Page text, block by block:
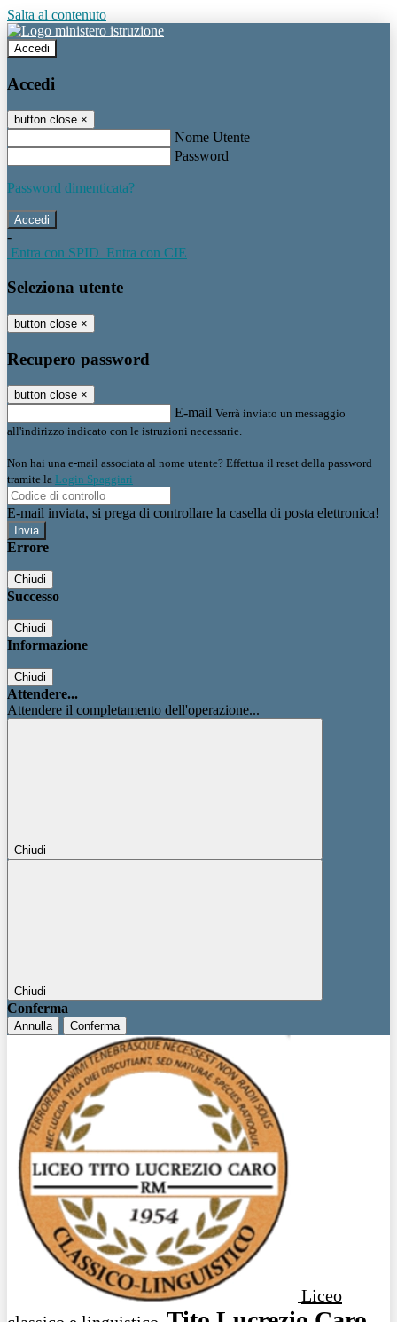
Salta al contenuto
Accedi
Accedi
button close ×
Nome Utente
Password
Password dimenticata?
-
Entra con SPID Entra con CIE
Seleziona utente
button close ×
Recupero password
button close ×
E-mail Verrà inviato un messaggio
all'indirizzo indicato con le istruzioni necessarie.
Non hai una e-mail associata al nome utente? Effettua il reset della password
tramite la Login Spaggiari
E-mail inviata, si prega di controllare la casella di posta elettronica!
Errore
Chiudi
Successo
Chiudi
Informazione
Chiudi
Attendere...
Attendere il completamento dell'operazione...
Chiudi
Chiudi
Conferma
Annulla Conferma
Liceo